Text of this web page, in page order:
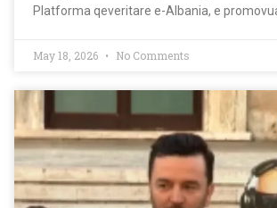
Platforma qeveritare e-Albania, e
May 18, 2026 No Comments